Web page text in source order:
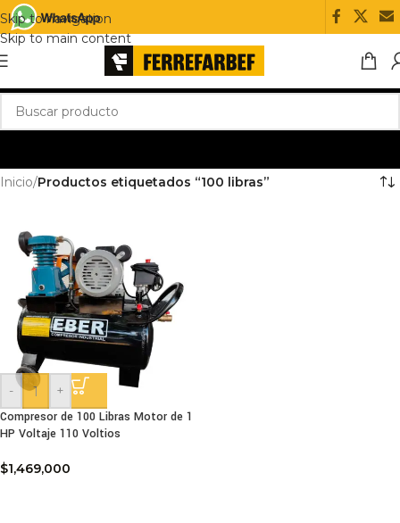
Skip to navigation
Skip to main content
Inicio/Productos etiquetados “100 libras”
-
+
Compresor de 100 Libras Motor de 1
HP Voltaje 110 Voltios
$1,469,000